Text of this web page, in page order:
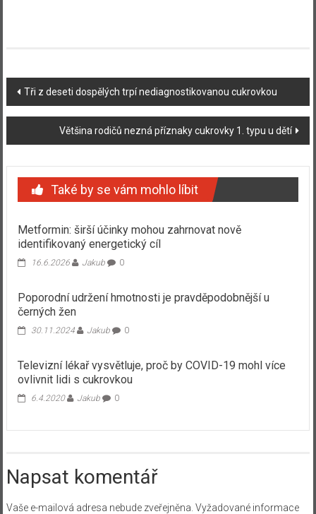
Navigace
příspěvku
Tři z deseti dospělých trpí nediagnostikovanou cukrovkou
Většina rodičů nezná příznaky cukrovky 1. typu u dětí
Také by se vám mohlo líbit
Metformin: širší účinky mohou zahrnovat nově
identifikovaný energetický cíl
16.6.2026 Jakub 0
Poporodní udržení hmotnosti je pravděpodobnější u
černých žen
30.11.2024 Jakub 0
Televizní lékař vysvětluje, proč by COVID-19 mohl více
ovlivnit lidi s cukrovkou
6.4.2020 Jakub 0
Napsat komentář
Vaše e-mailová adresa nebude zveřejněna. Vyžadované informace